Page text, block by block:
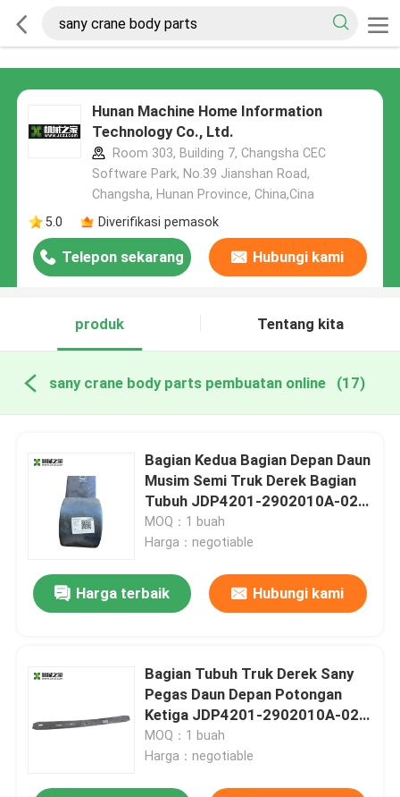
Hunan Machine Home Information
Technology Co., Ltd.
Room 303, Building 7, Changsha CEC
Software Park, No.39 Jianshan Road,
Changsha, Hunan Province, China,Cina
5.0
Diverifikasi pemasok
Telepon sekarang Hubungi kami
produk Tentang kita
sany crane body parts pembuatan online (17)
Bagian Kedua Bagian Depan Daun
Musim Semi Truk Derek Bagian
Tubuh JDP4201-2902010A-023
60342376
MOQ：1 buah
Harga：negotiable
Harga terbaik Hubungi kami
Bagian Tubuh Truk Derek Sany
Pegas Daun Depan Potongan
Ketiga JDP4201-2902010A-025
60342375
MOQ：1 buah
Harga：negotiable